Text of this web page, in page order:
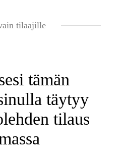
tilaajille
tämän
täytyy
tilaus